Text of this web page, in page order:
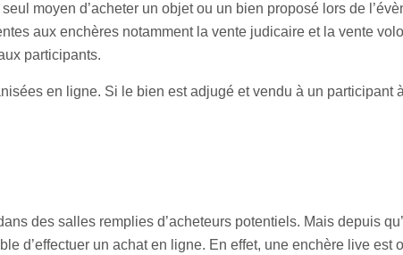
moyen d’acheter un objet ou un bien proposé lors de
aux enchères notamment la vente judicaire et la vente
participants.
en ligne. Si le bien est adjugé et vendu à un participant
des salles remplies d’acheteurs potentiels. Mais depuis
d’effectuer un achat en ligne. En effet, une enchère live est